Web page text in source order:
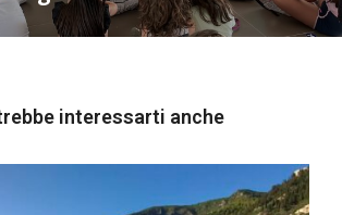
interessarti anche